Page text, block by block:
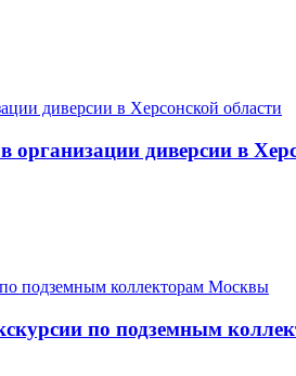
диверсии в
по подземным